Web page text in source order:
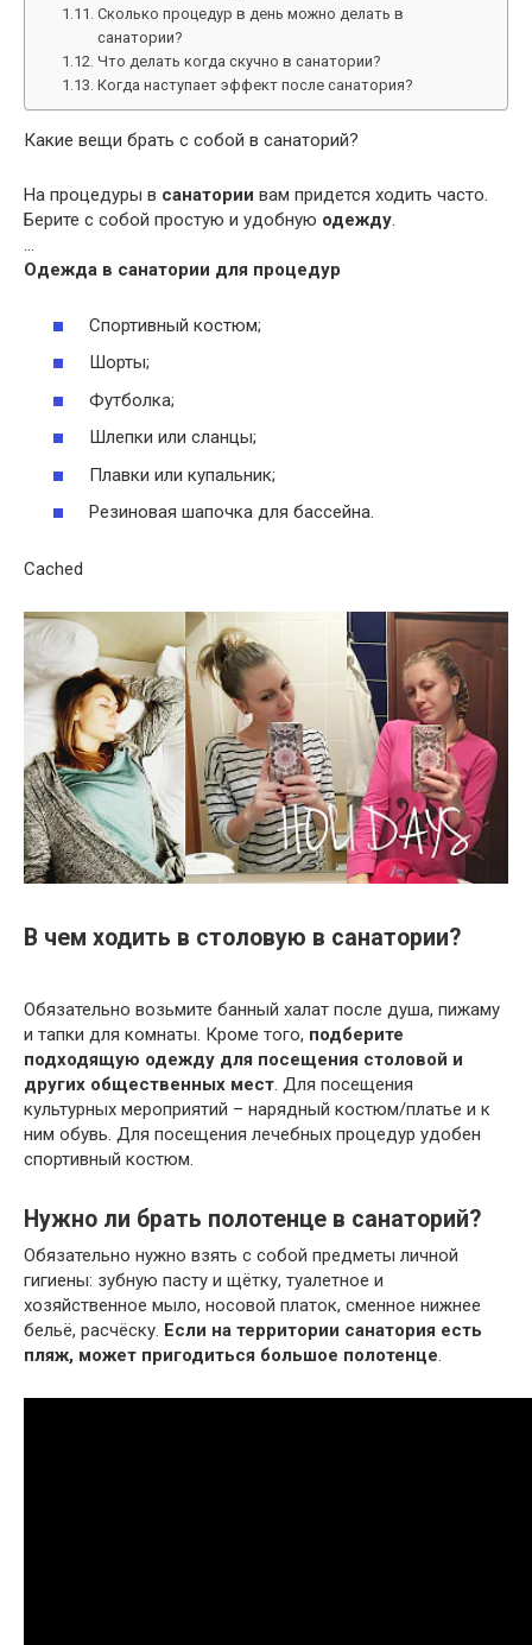
Сколько процедур в день можно делать в
санатории?
Что делать когда скучно в санатории?
Когда наступает эффект после санатория?
Какие вещи брать с собой в санаторий?
На процедуры в санатории вам придется ходить часто.
Берите с собой простую и удобную одежду.
…
Одежда в санатории для процедур
Спортивный костюм;
Шорты;
Футболка;
Шлепки или сланцы;
Плавки или купальник;
Резиновая шапочка для бассейна.
Cached
В чем ходить в столовую в санатории?
Обязательно возьмите банный халат после душа, пижаму
и тапки для комнаты. Кроме того, подберите
подходящую одежду для посещения столовой и
других общественных мест. Для посещения
культурных мероприятий – нарядный костюм/платье и к
ним обувь. Для посещения лечебных процедур удобен
спортивный костюм.
Нужно ли брать полотенце в санаторий?
Обязательно нужно взять с собой предметы личной
гигиены: зубную пасту и щётку, туалетное и
хозяйственное мыло, носовой платок, сменное нижнее
бельё, расчёску. Если на территории санатория есть
пляж, может пригодиться большое полотенце.